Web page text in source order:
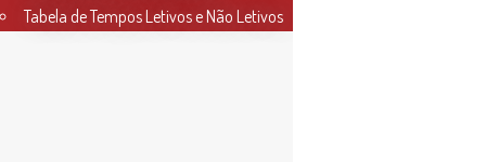
Tabela de Tempos Letivos e Não Letivos